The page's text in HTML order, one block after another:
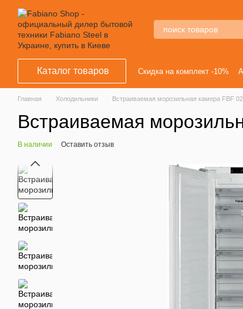
Перейти к основному контенту
Каталог товаров Скидка на комплект -10%
Главная Холодильники Встраиваемая морозильная камера FBF
Встраиваемая
В наличии Оставить отзыв